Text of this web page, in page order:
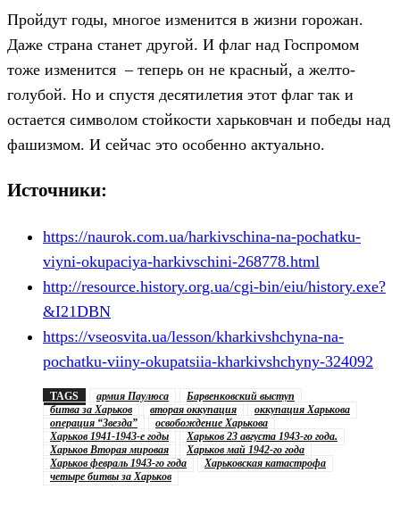
Пройдут годы, многое изменится в жизни горожан.
Даже страна станет другой. И флаг над Госпромом
тоже изменится – теперь он не красный, а желто-
голубой. Но и спустя десятилетия этот флаг так и
остается символом стойкости харьковчан и победы над
фашизмом. И сейчас это особенно актуально.
Источники:
https://naurok.com.ua/harkivschina-na-pochatku-
viyni-okupaciya-harkivschini-268778.html
http://resource.history.org.ua/cgi-bin/eiu/history.exe?
&I21DBN
https://vseosvita.ua/lesson/kharkivshchyna-na-
pochatku-viiny-okupatsiia-kharkivshchyny-324092
TAGS армия Паулюса
Барвенковский выступ
битва за Харьков
вторая оккупация
оккупация Харькова
операция “Звезда”
освобождение Харькова
Харьков 1941-1943-е годы
Харьков 23 августа 1943-го года.
Харьков Вторая мировая
Харьков май 1942-го года
Харьков февраль 1943-го года
Харьковская катастрофа
четыре битвы за Харьков